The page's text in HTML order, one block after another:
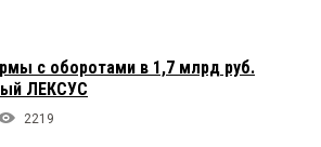
с оборотами в 1,7 млрд руб.
ЛЕКСУС
2219